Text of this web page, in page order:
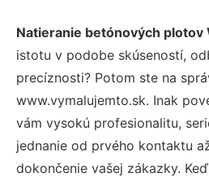
Natieranie betónových
istotu v podobe skúseností,
precíznosti? Potom ste na
www.vymalujemto.sk. Inak
vám vysokú profesionalitu,
jednanie od prvého kontaktu
dokončenie vašej zákazky.